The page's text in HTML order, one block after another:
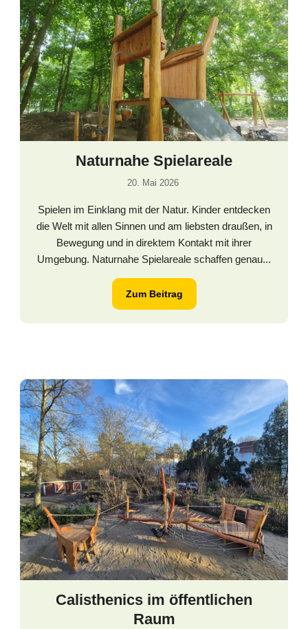
Naturnahe Spielareale
20. Mai 2026
Spielen im Einklang mit der Natur. Kinder entdecken
die Welt mit allen Sinnen und am liebsten draußen, in
Bewegung und in direktem Kontakt mit ihrer
Umgebung. Naturnahe Spielareale schaffen genau...
Zum Beitrag
Calisthenics im öffentlichen
Raum